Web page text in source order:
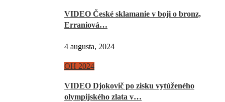
VIDEO České sklamanie v boji o bronz,
Erraniová…
4 augusta, 2024
OH 2024
VIDEO Djokovič po zisku vytúženého
olympijského zlata v…